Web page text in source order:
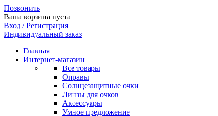
Позвонить
Ваша корзина пуста
Вход / Регистрация
Индивидуальный заказ
Главная
Интернет-магазин
Все товары
Оправы
Солнцезащитные очки
Линзы для очков
Аксессуары
Умное предложение